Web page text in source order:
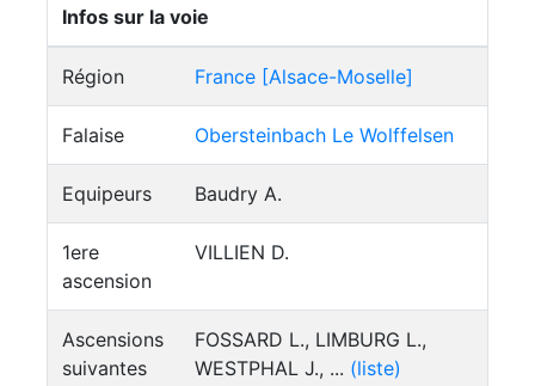
Infos sur la voie
Région France [Alsace-Moselle]
Falaise Obersteinbach Le Wolffelsen
Equipeurs Baudry A.
1ere
ascension
VILLIEN D.
Ascensions
suivantes
FOSSARD L., LIMBURG L.,
WESTPHAL J., ... (liste)